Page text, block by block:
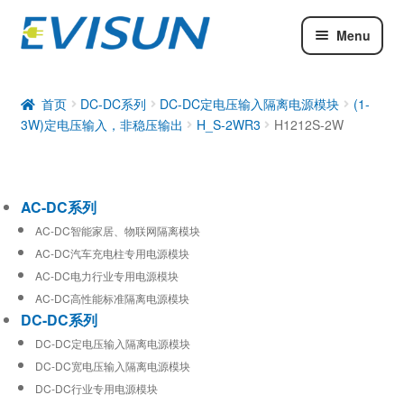
Menu
DC-DC系列
工业通信模块
首页 DC-DC系列 DC-DC定电压输入隔离电源模块
(1-
3W)定电压输入，非稳压输出
H_S-2WR3 H1212S-2W
AC-DC系列
AC-DC智能家居、物联网隔离模块
AC-DC汽车充电柱专用电源模块
AC-DC电力行业专用电源模块
AC-DC高性能标准隔离电源模块
DC-DC系列
DC-DC定电压输入隔离电源模块
DC-DC宽电压输入隔离电源模块
DC-DC行业专用电源模块